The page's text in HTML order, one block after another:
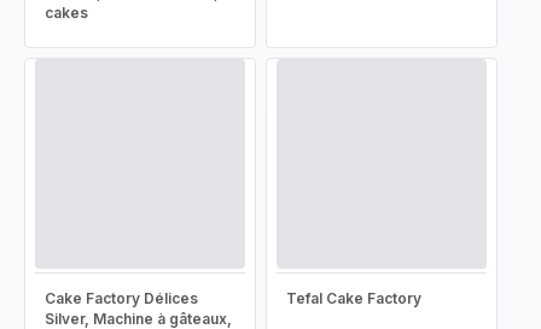
cakes
Cake Factory Délices
Silver, Machine à gâteaux,
Tefal Cake Factory